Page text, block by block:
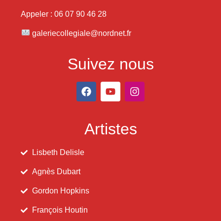
Appeler : 06 07 90 46 28
galeriecollegiale@nordnet.fr
Suivez nous
Artistes
Lisbeth Delisle
Agnès Dubart
Gordon Hopkins
François Houtin